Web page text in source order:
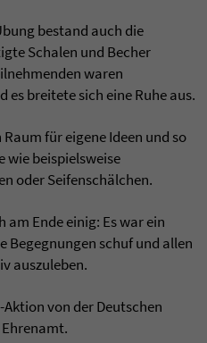
bestand auch die
Schalen und Becher
waren
es breitete sich eine Ruhe aus.
für eigene Ideen und so
wie beispielsweise
oder Seifenschälchen.
am Ende einig: Es war ein
Begegnungen schuf und allen
auszuleben.
von der Deutschen